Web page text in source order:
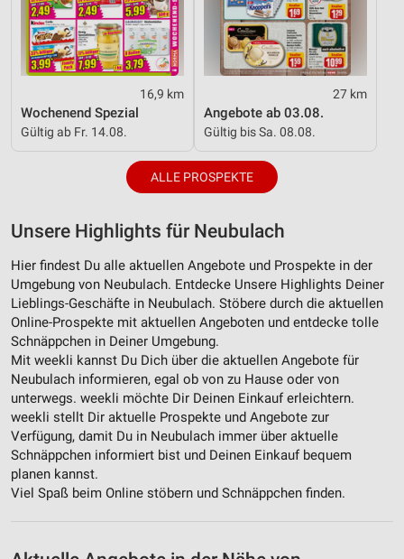
16,9 km
Wochenend Spezial
Gültig ab Fr. 14.08.
27 km
Angebote ab 03.08.
Gültig bis Sa. 08.08.
ALLE PROSPEKTE
Unsere Highlights für Neubulach
Hier findest Du alle aktuellen Angebote und Prospekte in der
Umgebung von Neubulach. Entdecke Unsere Highlights Deiner
Lieblings-Geschäfte in Neubulach. Stöbere durch die aktuellen
Online-Prospekte mit aktuellen Angeboten und entdecke tolle
Schnäppchen in Deiner Umgebung.
Mit weekli kannst Du Dich über die aktuellen Angebote für
Neubulach informieren, egal ob von zu Hause oder von
unterwegs. weekli möchte Dir Deinen Einkauf erleichtern.
weekli stellt Dir aktuelle Prospekte und Angebote zur
Verfügung, damit Du in Neubulach immer über aktuelle
Schnäppchen informiert bist und Deinen Einkauf bequem
planen kannst.
Viel Spaß beim Online stöbern und Schnäppchen finden.